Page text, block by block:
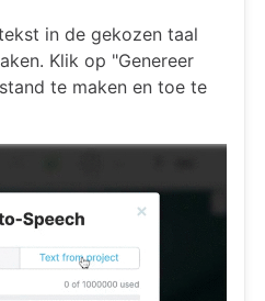
in de gekozen taal
Klik op "Genereer
te maken en toe te